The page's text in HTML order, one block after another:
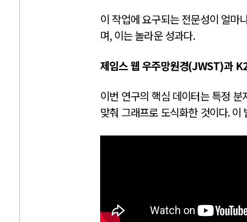
이 작업에 요구되는 전문성이 얼마
며, 이는 놀라운 성과다.
제임스 웹 우주망원경(JWST)과
이번 연구의 핵심 데이터는 특정
맞춰 그래프로 도식화한 것이다.이